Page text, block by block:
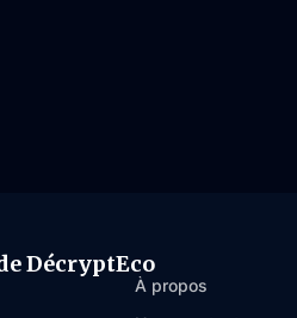
DécryptEco
À propos